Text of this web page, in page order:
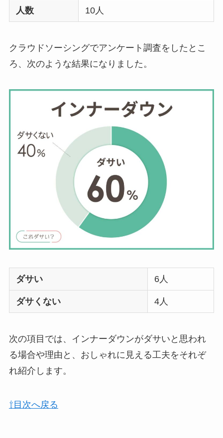
人数 10人
クラウドソーシングでアンケート調査をしたとこ
ろ、次のような結果になりました。
ダサい 6人
ダサくない 4人
次の項目では、インナーダウンがダサいと思われ
る場合や理由と、おしゃれに見える工夫をそれぞ
れ紹介します。
⇧目次へ戻る